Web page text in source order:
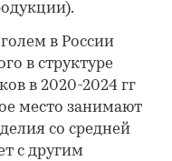
в России
в структуре
в 2020-2024 гг
место занимают
со средней
с другим